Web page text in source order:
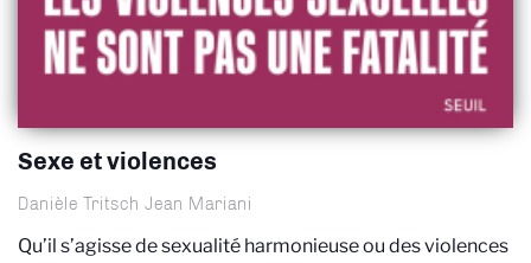
Sexe et violences
Danièle Tritsch Jean Mariani
Qu’il s’agisse de sexualité harmonieuse ou des violences